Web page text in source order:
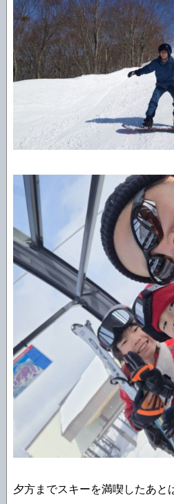
夕方までスキーを満喫したあと